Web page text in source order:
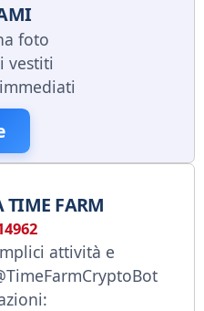
foto
vestiti
TIME FARM
attività e